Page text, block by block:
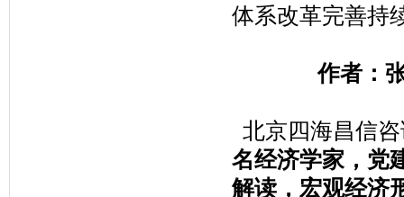
体系改革完善持
作者：
北京四海昌信
名经济学家，党
解读，宏观经济